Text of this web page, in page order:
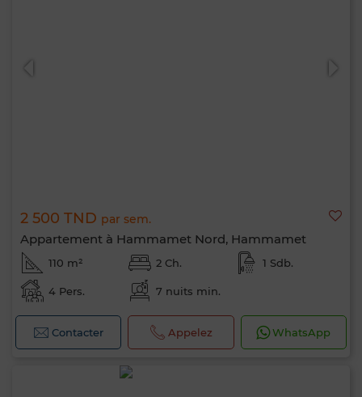
2 500 TND par sem.
Appartement à Hammamet Nord, Hammamet
110 m² 2 Ch. 1 Sdb.
4 Pers. 7 nuits min.
Contacter Appelez WhatsApp